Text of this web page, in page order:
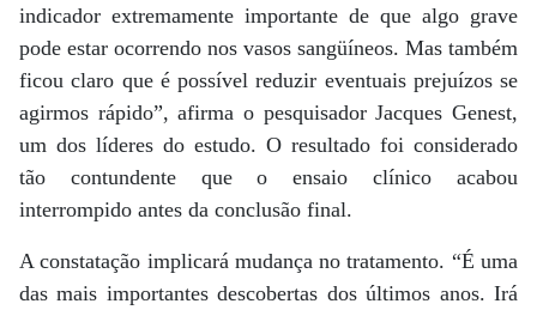
indicador extremamente importante de que algo grave
pode estar ocorrendo nos vasos sangüíneos. Mas também
ficou claro que é possível reduzir eventuais prejuízos se
agirmos rápido”, afirma o pesquisador Jacques Genest,
um dos líderes do estudo. O resultado foi considerado
tão contundente que o ensaio clínico acabou
interrompido antes da conclusão final.
A constatação implicará mudança no tratamento. “É uma
das mais importantes descobertas dos últimos anos. Irá